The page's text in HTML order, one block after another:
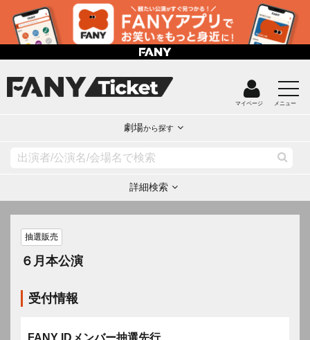
マイページ メニュー
劇場から探す
詳細検索
抽選販売
６月本公演
受付情報
FANY IDメンバー抽選先行